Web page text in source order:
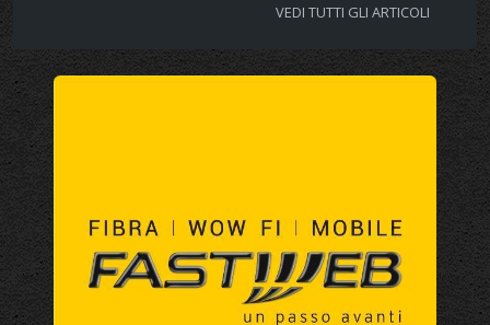
VEDI TUTTI GLI ARTICOLI